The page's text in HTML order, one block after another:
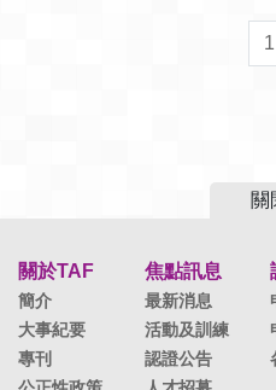
1
關
關於TAF
簡介
大事紀要
專刊
焦點訊息
最新消息
活動及訓練
認證公告